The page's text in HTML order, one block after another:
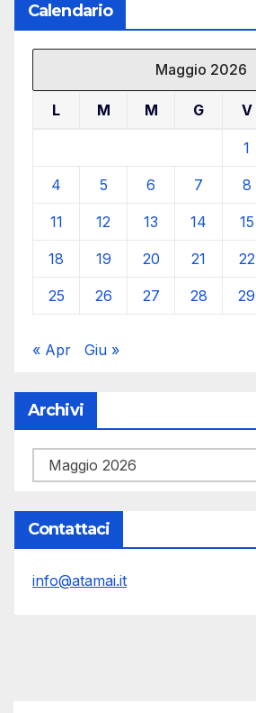
Calendario
Maggio 2026
L M M G V
1
4 5 6 7 8
11 12 13 14 15
18 19 20 21 22
25 26 27 28 29
« Apr Giu »
Archivi
Archivi
Contattaci
info@atamai.it